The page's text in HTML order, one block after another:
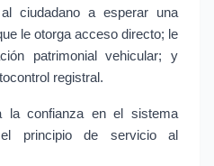
ciudadano a esperar una
le otorga acceso directo; le
patrimonial vehicular; y
registral.
la confianza en el sistema
principio de servicio al